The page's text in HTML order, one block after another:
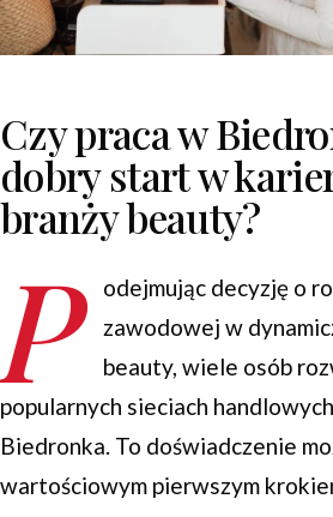
Czy praca w
dobry start w
branży beauty?
P
odejmując decyzję o
zawodowej w
beauty, wiele osób
popularnych sieciach
Biedronka. To doświadczenie
wartościowym pierwszym